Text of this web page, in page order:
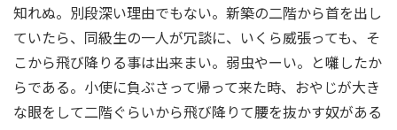
知れぬ。別段深い理由でもない。新築の二階から首を出し
ていたら、同級生の一人が冗談に、いくら威張っても、そ
こから飛び降りる事は出来まい。弱虫やーい。と囃したか
らである。小使に負ぶさって帰って来た時、おやじが大き
な眼をして二階ぐらいから飛び降りて腰を抜かす奴がある